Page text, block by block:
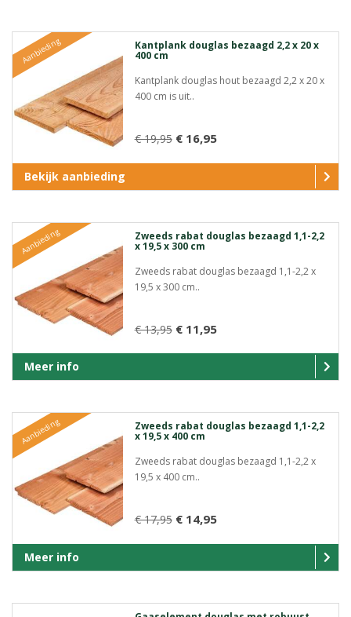
Aanbieding Kantplank douglas bezaagd 2,2 x 20 x
400 cm
Kantplank douglas hout bezaagd 2,2 x 20 x
400 cm is uit..
€ 19,95 € 16,95
Bekijk aanbieding
Aanbieding Zweeds rabat douglas bezaagd 1,1-2,2
x 19,5 x 300 cm
Zweeds rabat douglas bezaagd 1,1-2,2 x
19,5 x 300 cm..
€ 13,95 € 11,95
Meer info
Aanbieding Zweeds rabat douglas bezaagd 1,1-2,2
x 19,5 x 400 cm
Zweeds rabat douglas bezaagd 1,1-2,2 x
19,5 x 400 cm..
€ 17,95 € 14,95
Meer info